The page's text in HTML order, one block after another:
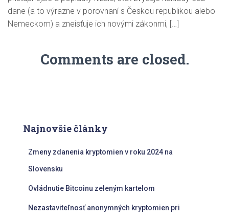
dane (a to výrazne v porovnaní s Českou republikou alebo
Nemeckom) a zneisťuje ich novými zákonmi, […]
Comments are closed.
Najnovšie články
Zmeny zdanenia kryptomien v roku 2024 na
Slovensku
Ovládnutie Bitcoinu zeleným kartelom
Nezastaviteľnosť anonymných kryptomien pri